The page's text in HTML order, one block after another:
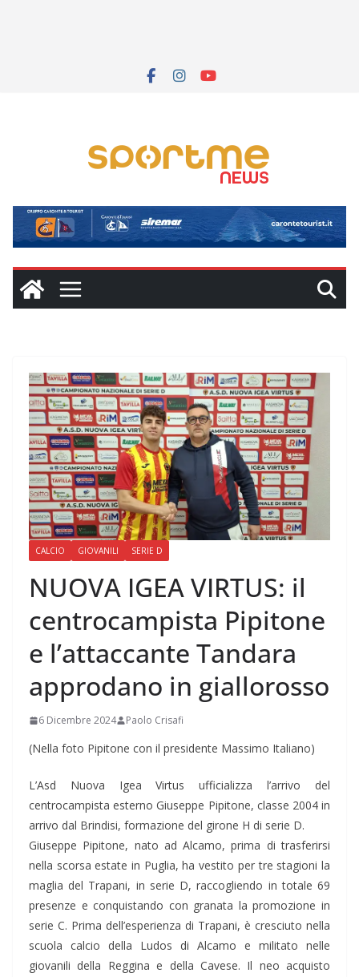
CALCIO GIOVANILI SERIE D
NUOVA IGEA VIRTUS: il
centrocampista Pipitone
e l’attaccante Tandara
approdano in giallorosso
6 Dicembre 2024 Paolo Crisafi
(Nella foto Pipitone con il presidente Massimo Italiano)
L’Asd Nuova Igea Virtus ufficializza l’arrivo del
centrocampista esterno Giuseppe Pipitone, classe 2004 in
arrivo dal Brindisi, formazione del girone H di serie D.
Giuseppe Pipitone, nato ad Alcamo, prima di trasferirsi
nella scorsa estate in Puglia, ha vestito per tre stagioni la
maglia del Trapani, in serie D, raccogliendo in totale 69
presenze e conquistando con granata la promozione in
serie C. Prima dell’esperienza di Trapani, è cresciuto nella
scuola calcio della Ludos di Alcamo e militato nelle
giovanili della Reggina e della Cavese. Il neo acquisto